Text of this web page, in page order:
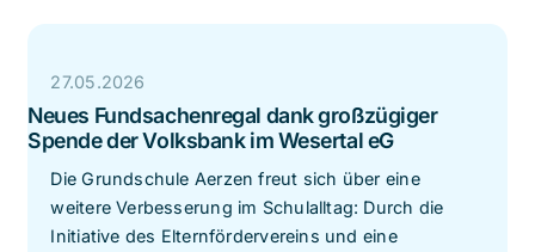
27.05.2026
Neues Fundsachenregal dank großzügiger
Spende der Volksbank im Wesertal eG
Die Grundschule Aerzen freut sich über eine
weitere Verbesserung im Schulalltag: Durch die
Initiative des Elternfördervereins und eine